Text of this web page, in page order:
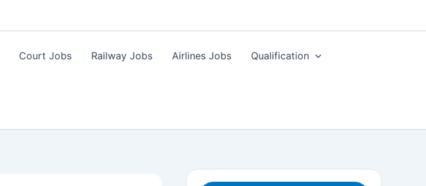
Court Jobs Railway Jobs Airlines Jobs Qualification